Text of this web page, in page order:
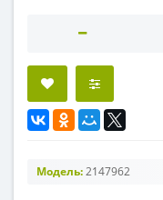
Модель:2147962